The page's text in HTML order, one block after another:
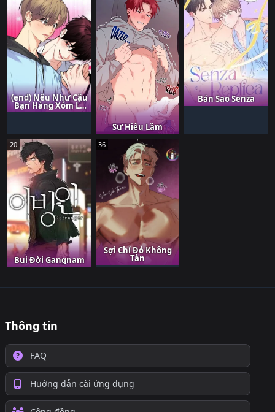
(end) Nếu Như Cậu
Bạn Hàng Xóm Là
Vampire?
Sự Hiểu Lầm
Bản Sao Senza
20
Bụi Đời Gangnam
36
Sợi Chỉ Đỏ Không
Tàn
Thông tin
FAQ
Huớng dẫn cài ứng dụng